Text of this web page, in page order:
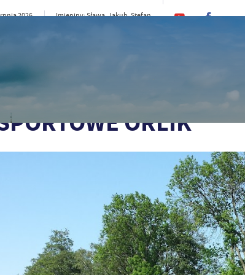
2026
Imieniny: Sława, Jakub, Stefan
ORLIK